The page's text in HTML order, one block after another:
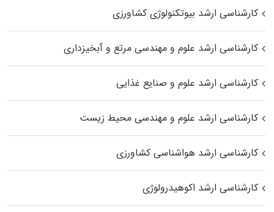
کارشناسی ارشد بیوتکنولوژی کشاورزی
کارشناسی ارشد علوم و مهندسی مرتع و آبخیزداری
کارشناسی ارشد علوم و صنایع غذایی
کارشناسی ارشد علوم و مهندسی محیط زیست
کارشناسی ارشد هواشناسی کشاورزی
کارشناسی ارشد اکوهیدرولوژی